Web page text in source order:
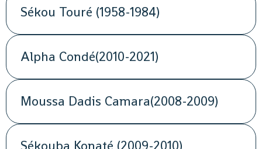
Sékou Touré (1958-1984)
Alpha Condé(2010-2021)
Moussa Dadis Camara(2008-2009)